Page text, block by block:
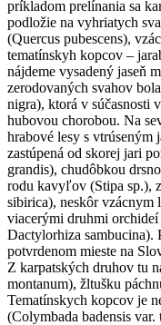
príkladom prelínania sa
podložie na vyhriatych
(Quercus pubescens),
tematínskyh kopcov –
nájdeme vysadený jaseň
zerodovaných svahov
nigra), ktorá v súčasnosti
hubovou chorobou. Na
hrabové lesy s vtrúseným
zastúpená od skorej jari
grandis), chudôbkou
rodu kavyľov (Stipa sp.),
sibirica), neskôr vzácnym
viacerými druhmi
Dactylorhiza sambucina).
potvrdenom mieste na
Z karpatských druhov tu
montanum), žltušku
Tematínskych kopcov je
(Colymbada badensis